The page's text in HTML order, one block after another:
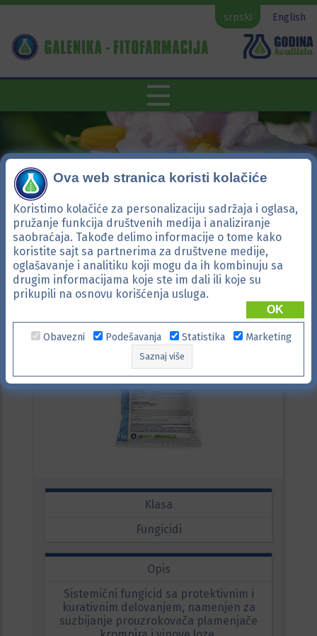
srpski English
Alijansa plus
Klasa
Fungicidi
Opis
Sistemični fungicid sa protektivnim i
kurativnim delovanjem, namenjen za
suzbijanje prouzrokovača plamenjače
Ova web stranica koristi kolačiće
Koristimo kolačiće za personalizaciju sadržaja i oglasa,
pružanje funkcija društvenih medija i analiziranje
saobraćaja. Takođe delimo informacije o tome kako
koristite sajt sa partnerima za društvene medije,
oglašavanje i analitiku koji mogu da ih kombinuju sa
drugim informacijama koje ste im dali ili koje su
prikupili na osnovu korišćenja usluga.
OK
Obavezni Podešavanja Statistika Marketing
Saznaj više